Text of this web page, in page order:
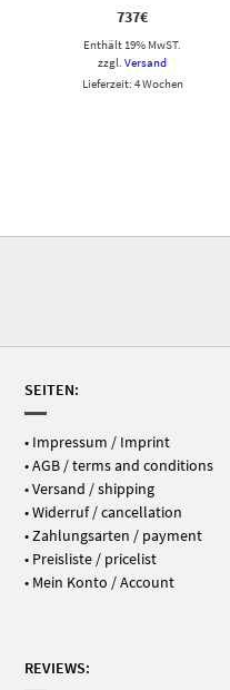
737€
Enthält 19% MwST.
zzgl.Versand
Lieferzeit: 4 Wochen
SEITEN:
• Impressum / Imprint
•AGB / terms and conditions
•Versand / shipping
•Widerruf / cancellation
•Zahlungsarten / payment
• Preisliste / pricelist
• Mein Konto / Account
REVIEWS: